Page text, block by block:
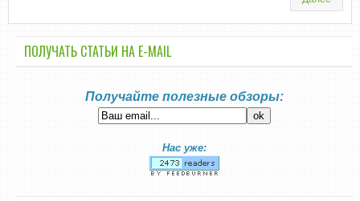
ПОЛУЧАТЬ СТАТЬИ НА E-MАIL
Получайте полезные обзоры:
Нас уже: